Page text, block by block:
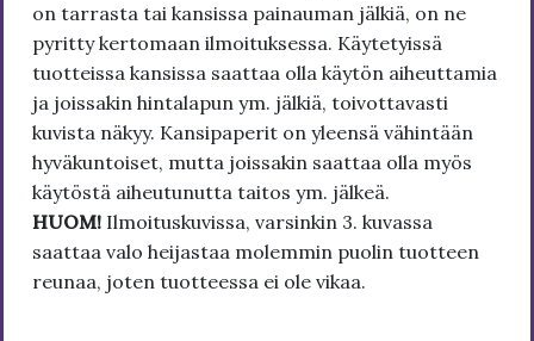
on tarrasta tai kansissa painauman jälkiä, on ne
pyritty kertomaan ilmoituksessa. Käytetyissä
tuotteissa kansissa saattaa olla käytön aiheuttamia
ja joissakin hintalapun ym. jälkiä, toivottavasti
kuvista näkyy. Kansipaperit on yleensä vähintään
hyväkuntoiset, mutta joissakin saattaa olla myös
käytöstä aiheutunutta taitos ym. jälkeä.
HUOM! Ilmoituskuvissa, varsinkin 3. kuvassa
saattaa valo heijastaa molemmin puolin tuotteen
reunaa, joten tuotteessa ei ole vikaa.